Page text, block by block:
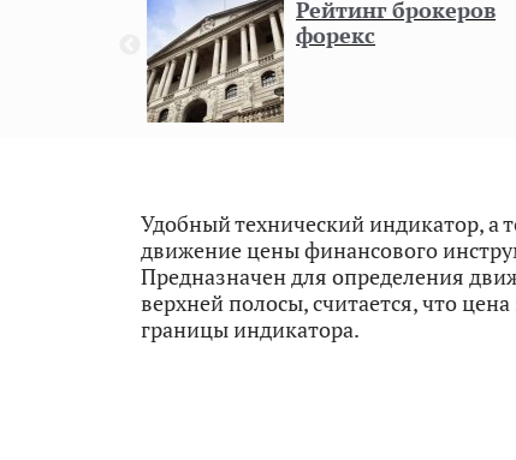
Рейтинг брокеров
форекс
Удобный технический индикатор, а
движение цены финансового
Предназначен для определения
верхней полосы, считается, что
границы индикатора.